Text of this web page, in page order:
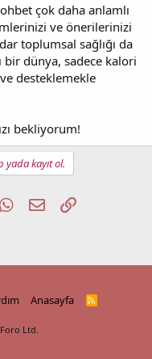
çok daha anlamlı
ve önerilerinizi
toplumsal sağlığı da
bir dünya, sadece kalori
desteklemekle
bekliyorum!
yada kayıt ol.
WhatsApp
E-postaLink
Anasayfa
R
Ltd.